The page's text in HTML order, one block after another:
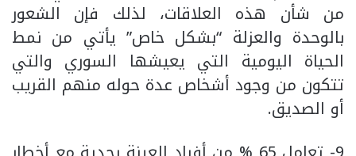
من شأن هذه العلاقات، لذلك فإن الشعور
بالوحدة والعزلة “بشكل خاص” يأتي من نمط
الحياة اليومية التي يعيشها السوري والتي
تتكون من وجود أشخاص عدة حوله منهم القريب
أو الصديق.